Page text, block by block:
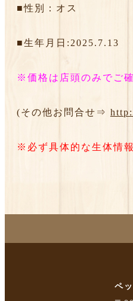
■性別：オス
■生年月日:2025.7.13
※価格は店頭のみでご
(その他お問合せ⇒
※必ず具体的な生体情
ペ